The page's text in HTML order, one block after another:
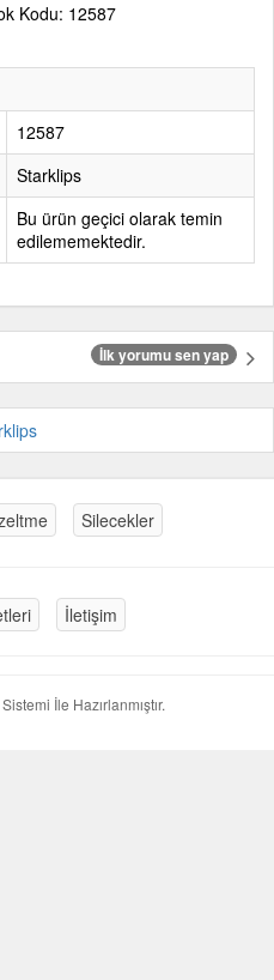
Kodu: 12587
12587
Starklips
Bu ürün geçici olarak temin
edilememektedir.
İlk yorumu sen yap
Silecekler
İletişim
İle Hazırlanmıştır.